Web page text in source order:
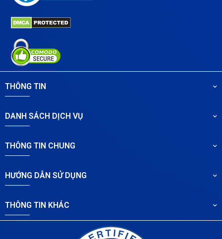
THÔNG TIN
DANH SÁCH DỊCH VỤ
THÔNG TIN CHUNG
HƯỚNG DẪN SỬ DỤNG
THÔNG TIN KHÁC